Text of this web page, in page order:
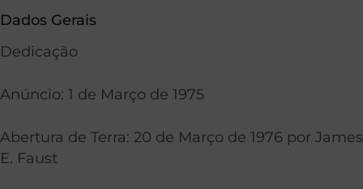
Dados Gerais
Dedicação
Anúncio: 1 de Março de 1975
Abertura de Terra: 20 de Março de 1976 por James
E. Faust